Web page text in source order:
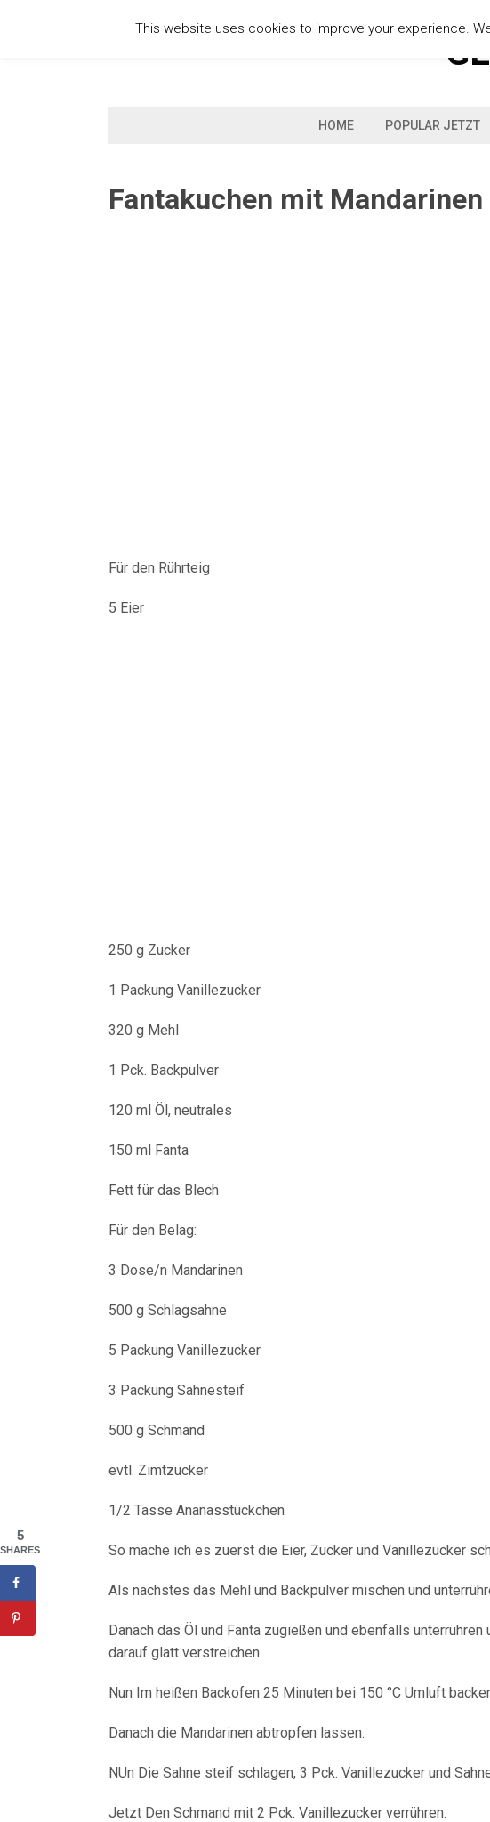
HOME POPULAR JETZT
Fantakuchen mit Mandarinen
Für den Rührteig
5 Eier
250 g Zucker
1 Packung Vanillezucker
320 g Mehl
1 Pck. Backpulver
120 ml Öl, neutrales
150 ml Fanta
Fett für das Blech
Für den Belag:
3 Dose/n Mandarinen
500 g Schlagsahne
5 Packung Vanillezucker
3 Packung Sahnesteif
500 g Schmand
evtl. Zimtzucker
1/2 Tasse Ananasstückchen
So mache ich es zuerst die Eier, Zucker und Vanillezucker
Als nachstes das Mehl und Backpulver mischen und
Danach das Öl und Fanta zugießen und ebenfalls
darauf glatt verstreichen.
Nun Im heißen Backofen 25 Minuten bei 150 °C Umluft
Danach die Mandarinen abtropfen lassen.
NUn Die Sahne steif schlagen, 3 Pck. Vanillezucker und
Jetzt Den Schmand mit 2 Pck. Vanillezucker verrühren.
This website uses cookies to improve your experience.
5
SHARES